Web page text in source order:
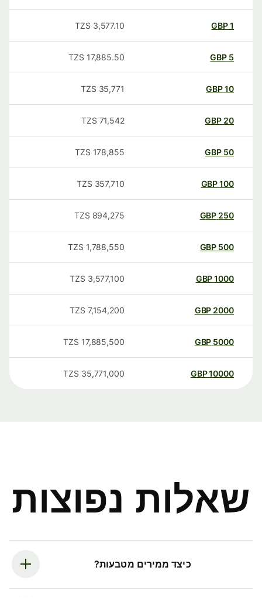
GBP
3,577.10
TZS
GBP
17,885.50
TZS
GBP
35,771
TZS
20
GBP
71,542
TZS
50
GBP
178,855
TZS
100
GBP
357,710
TZS
250
GBP
894,275
TZS
500
GBP
1,788,550
TZS
1000
GBP
3,577,100
TZS
2000
GBP
7,154,200
TZS
5000
GBP
17,885,500
TZS
10000
GBP
35,771,000
TZS
שאלות נפוצות
כיצד ממירים מטבעות?